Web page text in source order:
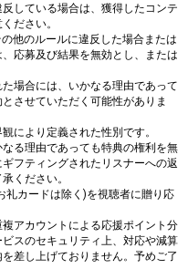
している場合は、獲得したコンテ
ださい。
他のルールに違反した場合または
応募及び結果を無効とし、または
場合には、いかなる理由であって
させていただく可能性がありま
により定義された性別です。
る理由であっても特典の権利を無
フティングされたリスナーへの返
ください。
礼カードは除く)を視聴者に贈り応
アカウントによる応援ポイント分
スのセキュリティ上、対応や減算
差し上げておりません。予めご了